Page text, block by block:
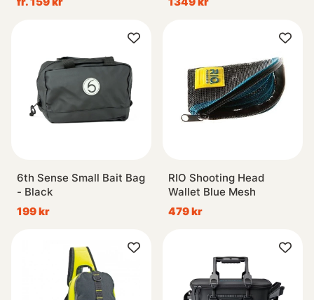
6th Sense Small Bait Bag
- Black
199 kr
RIO Shooting Head
Wallet Blue Mesh
479 kr